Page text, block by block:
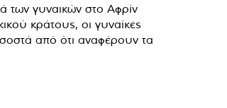
των γυναικών στο Αφρίν
κράτους, οι γυναίκες
από ότι αναφέρουν τα